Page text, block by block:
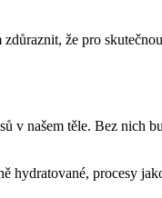
že pro
našem těle. Bez nich
procesy